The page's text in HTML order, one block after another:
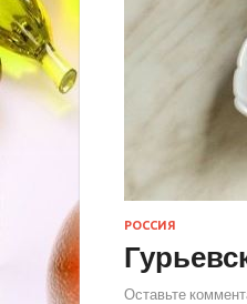
РОССИЯ
Оставьте